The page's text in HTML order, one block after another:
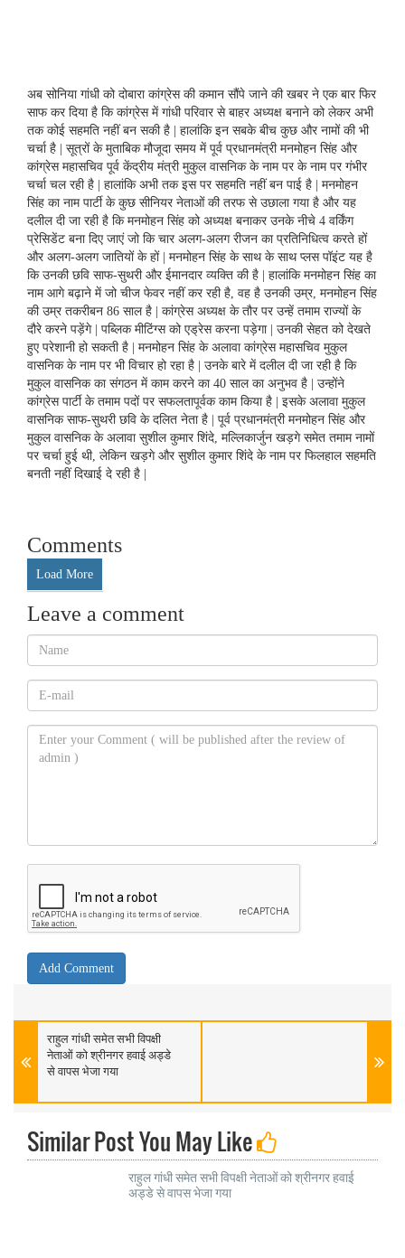
अब सोनिया गांधी को दोबारा कांग्रेस की कमान सौंपे जाने की खबर ने एक बार फिर
साफ कर दिया है कि कांग्रेस में गांधी परिवार से बाहर अध्यक्ष बनाने को लेकर अभी
तक कोई सहमति नहीं बन सकी है | हालांकि इन सबके बीच कुछ और नामों की भी
चर्चा है | सूत्रों के मुताबिक मौजूदा समय में पूर्व प्रधानमंत्री मनमोहन सिंह और
कांग्रेस महासचिव पूर्व केंद्रीय मंत्री मुकुल वासनिक के नाम पर के नाम पर गंभीर
चर्चा चल रही है | हालांकि अभी तक इस पर सहमति नहीं बन पाई है | मनमोहन
सिंह का नाम पार्टी के कुछ सीनियर नेताओं की तरफ से उछाला गया है और यह
दलील दी जा रही है कि मनमोहन सिंह को अध्यक्ष बनाकर उनके नीचे 4 वर्किंग
प्रेसिडेंट बना दिए जाएं जो कि चार अलग-अलग रीजन का प्रतिनिधित्व करते हों
और अलग-अलग जातियों के हों | मनमोहन सिंह के साथ के साथ प्लस पॉइंट यह है
कि उनकी छवि साफ-सुथरी और ईमानदार व्यक्ति की है | हालांकि मनमोहन सिंह का
नाम आगे बढ़ाने में जो चीज फेवर नहीं कर रही है, वह है उनकी उम्र, मनमोहन सिंह
की उम्र तकरीबन 86 साल है | कांग्रेस अध्यक्ष के तौर पर उन्हें तमाम राज्यों के
दौरे करने पड़ेंगे | पब्लिक मीटिंग्स को एड्रेस करना पड़ेगा | उनकी सेहत को देखते
हुए परेशानी हो सकती है | मनमोहन सिंह के अलावा कांग्रेस महासचिव मुकुल
वासनिक के नाम पर भी विचार हो रहा है | उनके बारे में दलील दी जा रही है कि
मुकुल वासनिक का संगठन में काम करने का 40 साल का अनुभव है | उन्होंने
कांग्रेस पार्टी के तमाम पदों पर सफलतापूर्वक काम किया है | इसके अलावा मुकुल
वासनिक साफ-सुथरी छवि के दलित नेता है | पूर्व प्रधानमंत्री मनमोहन सिंह और
मुकुल वासनिक के अलावा सुशील कुमार शिंदे, मल्‍ल‍िकार्जुन खड़गे समेत तमाम नामों
पर चर्चा हुई थी, लेकिन खड़गे और सुशील कुमार शिंदे के नाम पर फिलहाल सहमति
बनती नहीं दिखाई दे रही है |
Comments
Load More
Leave a comment
राहुल गांधी समेत सभी विपक्षी
नेताओं को श्रीनगर हवाई अड्डे
से वापस भेजा गया
Similar Post You May Like
राहुल गांधी समेत सभी विपक्षी नेताओं को श्रीनगर हवाई
अड्डे से वापस भेजा गया